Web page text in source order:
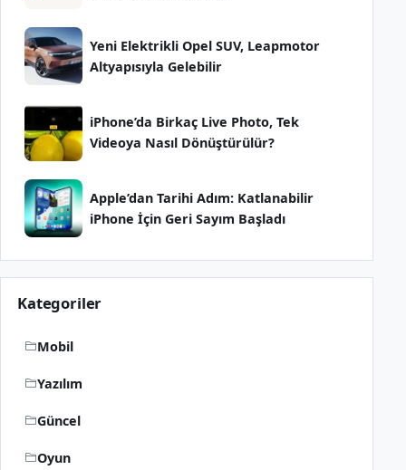
Yeni Elektrikli Opel SUV, Leapmotor
Altyapısıyla Gelebilir
iPhone’da Birkaç Live Photo, Tek
Videoya Nasıl Dönüştürülür?
Apple’dan Tarihi Adım: Katlanabilir
iPhone İçin Geri Sayım Başladı
Kategoriler
Mobil
Yazılım
Güncel
Oyun